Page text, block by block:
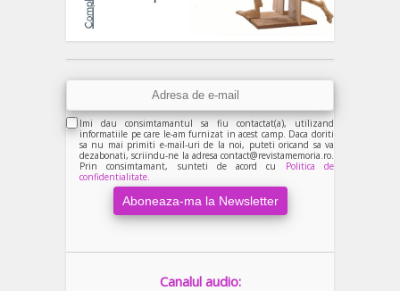
Imi dau consimtamantul sa fiu contactat(a), utilizand
informatiile pe care le-am furnizat in acest camp. Daca doriti
sa nu mai primiti e-mail-uri de la noi, puteti oricand sa va
dezabonati, scriindu-ne la adresa contact@revistamemoria.ro.
Prin consimtamant, sunteti de acord cu Politica de
confidentialitate.
Canalul audio: